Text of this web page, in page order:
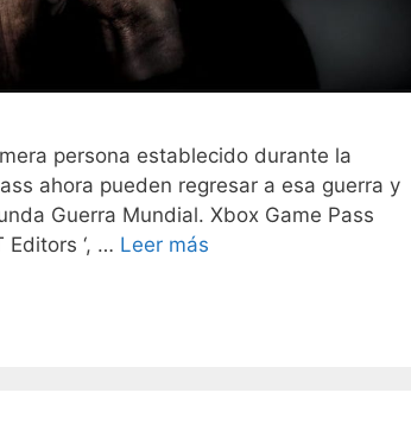
persona establecido durante la
ahora pueden regresar a esa guerra y
Guerra Mundial. Xbox Game Pass
‘, … Leer más